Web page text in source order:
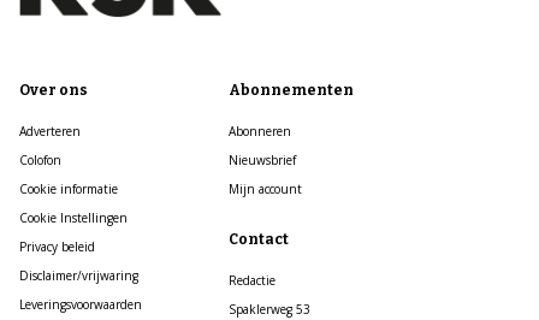
Over ons
Adverteren
Colofon
Cookie informatie
Cookie Instellingen
Privacy beleid
Disclaimer/vrijwaring
Leveringsvoorwaarden
Abonnementen
Abonneren
Nieuwsbrief
Mijn account
Contact
Redactie
Spaklerweg 53